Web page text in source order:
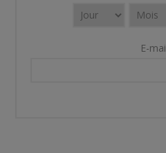
E-